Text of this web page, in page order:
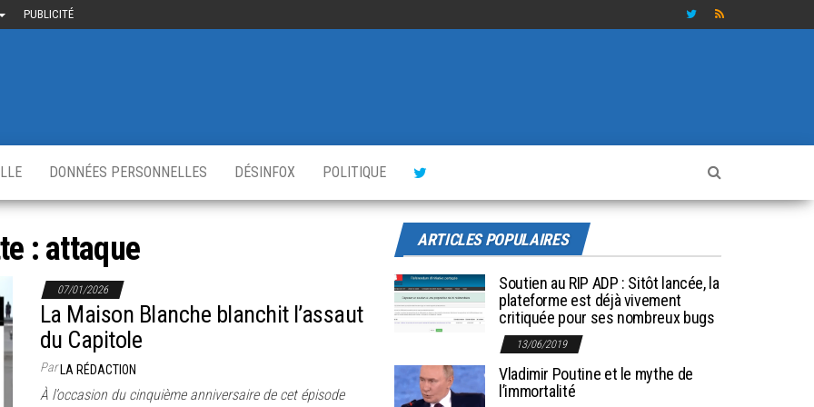
PUBLICITÉ
DONNÉES PERSONNELLES DÉSINFOX POLITIQUE
: attaque
07/01/2026
La Maison Blanche blanchit l’assaut
du Capitole
ParLA RÉDACTION
À l’occasion du cinquième anniversaire de cet épisode
ARTICLES POPULAIRES
Soutien au RIP ADP : Sitôt lancée, la
plateforme est déjà vivement
critiquée pour ses nombreux bugs
13/06/2019
Vladimir Poutine et le mythe de
l’immortalité